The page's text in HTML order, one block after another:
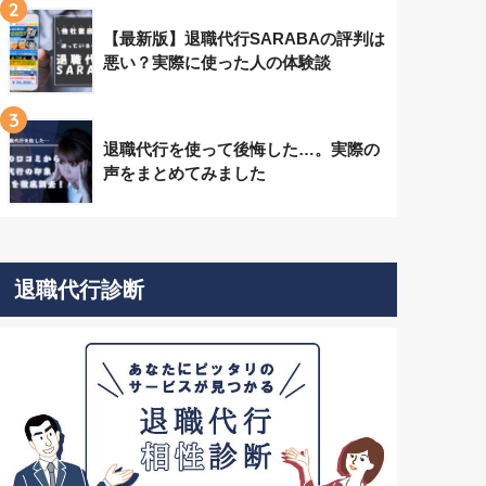
2
【最新版】退職代行SARABAの評判は
悪い？実際に使った人の体験談
3
退職代行を使って後悔した…。実際の
声をまとめてみました
退職代行診断